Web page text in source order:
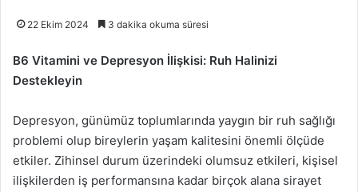
22 Ekim 2024 3 dakika okuma süresi
B6 Vitamini ve Depresyon İlişkisi: Ruh Halinizi
Destekleyin
Depresyon, günümüz toplumlarında yaygın bir ruh sağlığı
problemi olup bireylerin yaşam kalitesini önemli ölçüde
etkiler. Zihinsel durum üzerindeki olumsuz etkileri, kişisel
ilişkilerden iş performansına kadar birçok alana sirayet